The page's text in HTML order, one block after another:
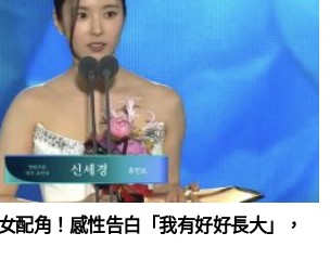
配角！感性告白「我有好好長大」，